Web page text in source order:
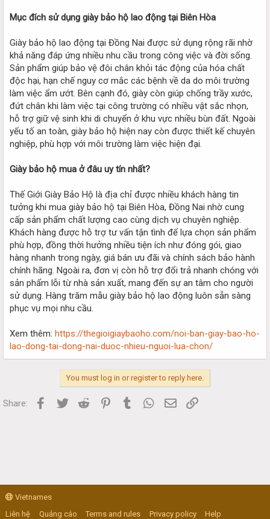
Mục đích sử dụng giày bảo hộ lao động tại Biên Hòa
Giày bảo hộ lao động tại Đồng Nai được sử dụng rộng rãi nhờ
khả năng đáp ứng nhiều nhu cầu trong công việc và đời sống.
Sản phẩm giúp bảo vệ đôi chân khỏi tác động của hóa chất
độc hại, hạn chế nguy cơ mắc các bệnh về da do môi trường
làm việc ẩm ướt. Bên cạnh đó, giày còn giúp chống trầy xước,
đứt chân khi làm việc tại công trường có nhiều vật sắc nhọn,
hỗ trợ giữ vệ sinh khi di chuyển ở khu vực nhiều bùn đất. Ngoài
yếu tố an toàn, giày bảo hộ hiện nay còn được thiết kế chuyên
nghiệp, phù hợp với môi trường làm việc hiện đại.
Giày bảo hộ mua ở đâu uy tín nhất?
Thế Giới Giày Bảo Hộ là địa chỉ được nhiều khách hàng tin
tưởng khi mua giày bảo hộ tại Biên Hòa, Đồng Nai nhờ cung
cấp sản phẩm chất lượng cao cùng dịch vụ chuyên nghiệp.
Khách hàng được hỗ trợ tư vấn tận tình để lựa chọn sản phẩm
phù hợp, đồng thời hưởng nhiều tiện ích như đóng gói, giao
hàng nhanh trong ngày, giá bán ưu đãi và chính sách bảo hành
chính hãng. Ngoài ra, đơn vị còn hỗ trợ đổi trả nhanh chóng với
sản phẩm lỗi từ nhà sản xuất, mang đến sự an tâm cho người
sử dụng. Hàng trăm mẫu giày bảo hộ lao động luôn sẵn sàng
phục vụ mọi nhu cầu.
Xem thêm: https://thegioigiaybaoho.com/noi-ban-giay-bao-ho-
lao-dong-tai-dong-nai-duoc-nhieu-nguoi-lua-chon/
You must log in or register to reply here.
Share: Facebook
Twitter Reddit PinterestTumblr WhatsApp
Email
Vietnames
Liên hệ
Quảng cáo Terms and rules Privacy policy
Help